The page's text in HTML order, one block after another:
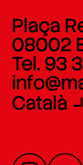
Plaça
08002
Tel. 93
Català